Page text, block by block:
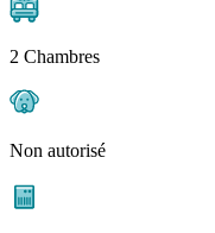
2 Chambres
Non autorisé